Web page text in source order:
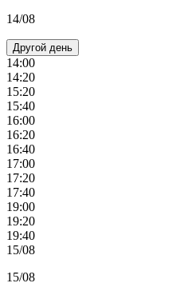
14/08
Другой день
14:00
14:20
15:20
15:40
16:00
16:20
16:40
17:00
17:20
17:40
19:00
19:20
19:40
15/08
15/08